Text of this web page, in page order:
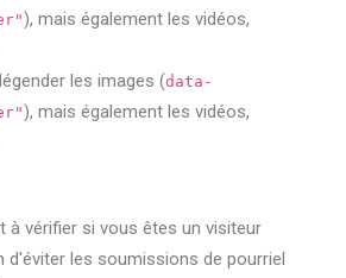
), mais également les vidéos,
les images (data-
), mais également les vidéos,
à vérifier si vous êtes un visiteur
d'éviter les soumissions de pourriel